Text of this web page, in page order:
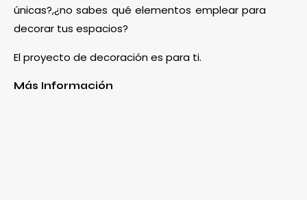
únicas?,¿no sabes qué elementos emplear para
decorar tus espacios?
El proyecto de decoración es para ti.
Más Información